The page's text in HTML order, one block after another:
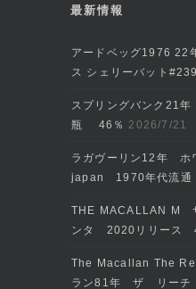
最新情報
アードベッグ1976 22
ス シェリーバット
スプリングバンク21
瓶 46％ 2026/7/21
ラガヴーリン12年
japan 1970年代流通
THE MACALLAN M
ンタ 2020リリース
The Macallan The
ラン81年 ザ リー